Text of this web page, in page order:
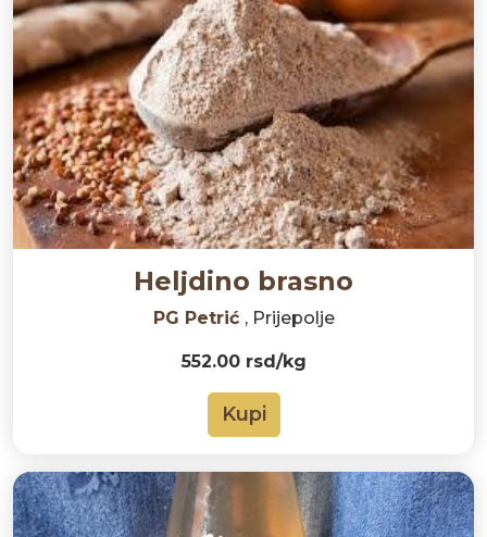
Heljdino brasno
PG Petrić , Prijepolje
552.00 rsd/kg
Kupi